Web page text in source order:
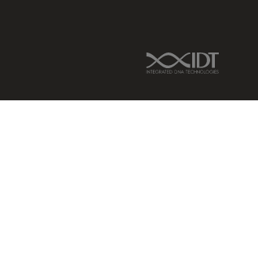
IDT Link